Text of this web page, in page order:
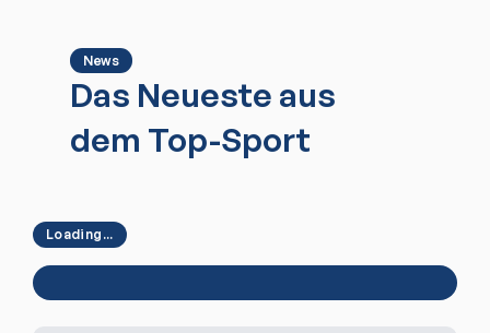
News
Das Neueste aus
dem Top-Sport
Loading...